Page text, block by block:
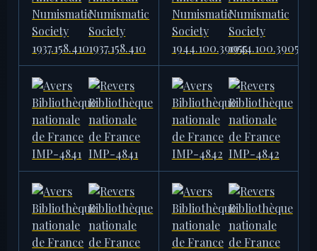
AMERICAN NUMISMATIC
SOCIETY
1937.158.410
3,73 g · 19,0 mm
AMERICAN NUMISMATIC
SOCIETY
1944.100.39055
3,74 g · 20,0 mm
BIBLIOTHÈQUE NATIONALE DE
FRANCE
IMP-4841
3,71 g
BIBLIOTHÈQUE NATIONALE DE
FRANCE
IMP-4842
3,70 g